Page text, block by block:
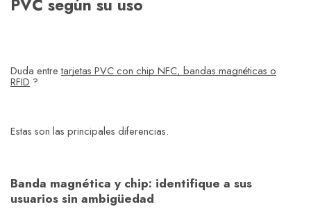
PVC según su uso
Duda entretarjetas PVC con chip NFC, bandas magnéticas o
RFID ?
Estas son las principales diferencias.
Banda magnética y chip: identifique a sus
usuarios sin ambigüedad